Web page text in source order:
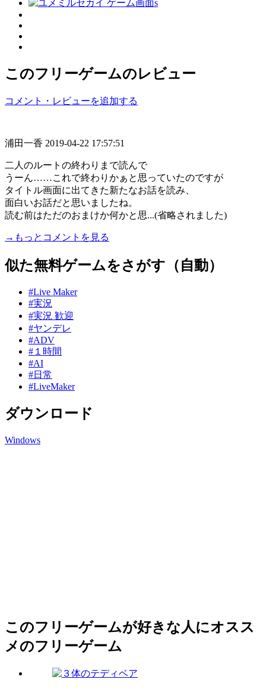
このフリーゲームのレビュー
コメント・レビューを追加する
浦田一香 2019-04-22 17:57:51
二人のルートの終わりまで読んで
うーん……これで終わりかぁと思っていたのですが
タイトル画面に出てきた新たなお話を読み、
面白いお話だと思いましたね。
読む前はただのおまけか何かと思...(省略されました)
→もっとコメントを見る
似た無料ゲームをさがす（自動）
#Live Maker
#実況
#実況 歓迎
#ヤンデレ
#ADV
#１時間
#AI
#日常
#LiveMaker
ダウンロード
Windows
このフリーゲームが好きな人にオスス
メのフリーゲーム